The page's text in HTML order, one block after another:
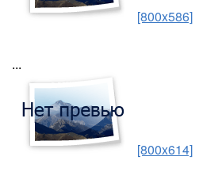
[800x586]
...
[800x614]